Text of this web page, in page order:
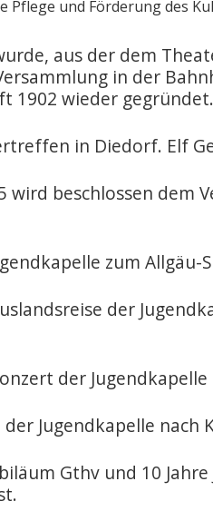
Pflege und Förderung des
aus der dem
in der
1902 wieder gegründet.
in Diedorf. Elf
wird beschlossen dem
zum Allgäu-
der
der
Jugendkapelle nach
Gthv und 10